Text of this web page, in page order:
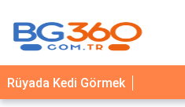
YEMEK
TARİFLERİ
Rüyada Kedi Görmek